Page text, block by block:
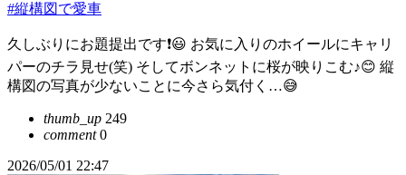
#縦構図で愛車
久しぶりにお題提出です❗😃 お気に入りのホイールにキャリ
パーのチラ見せ(笑) そしてボンネットに桜が映りこむ♪😊 縦
構図の写真が少ないことに今さら気付く…😅
thumb_up 249
comment0
2026/05/01 22:47